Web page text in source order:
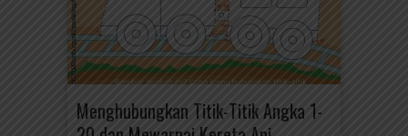
Menghubungkan Titik-Titik Angka 1-